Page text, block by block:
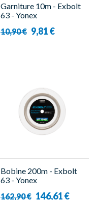
Garniture 10m - Exbolt
63 - Yonex
10,90 € 9,81 €
Bobine 200m - Exbolt
63 - Yonex
162,90 € 146,61 €